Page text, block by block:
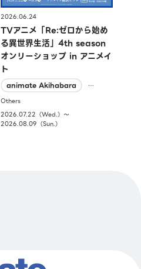
2026.06.24
TVアニメ「Re:ゼロから始め
る異世界生活」4th season
オンリーショップ in アニメイ
ト
animate Akihabara
…
Others
2026.07.22（Wed.）〜
2026.08.09（Sun.）